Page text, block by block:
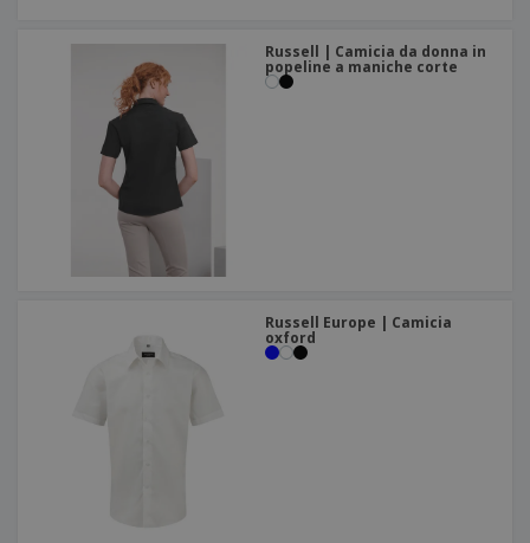
Russell | Camicia da donna in
popeline a maniche corte
Russell Europe | Camicia
oxford